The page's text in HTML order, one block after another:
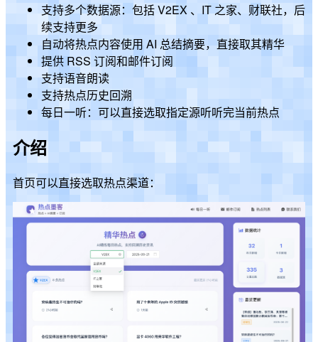
支持多个数据源：包括 V2EX 、IT 之家、财联社，后
续支持更多
自动将热点内容使用 AI 总结摘要，直接取其精华
提供 RSS 订阅和邮件订阅
支持语音朗读
支持热点历史回溯
每日一听：可以直接选取指定源听听完当前热点
介绍
首页可以直接选取热点渠道：